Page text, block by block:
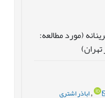
(مورد مطالعه:
,اباذر اشتری